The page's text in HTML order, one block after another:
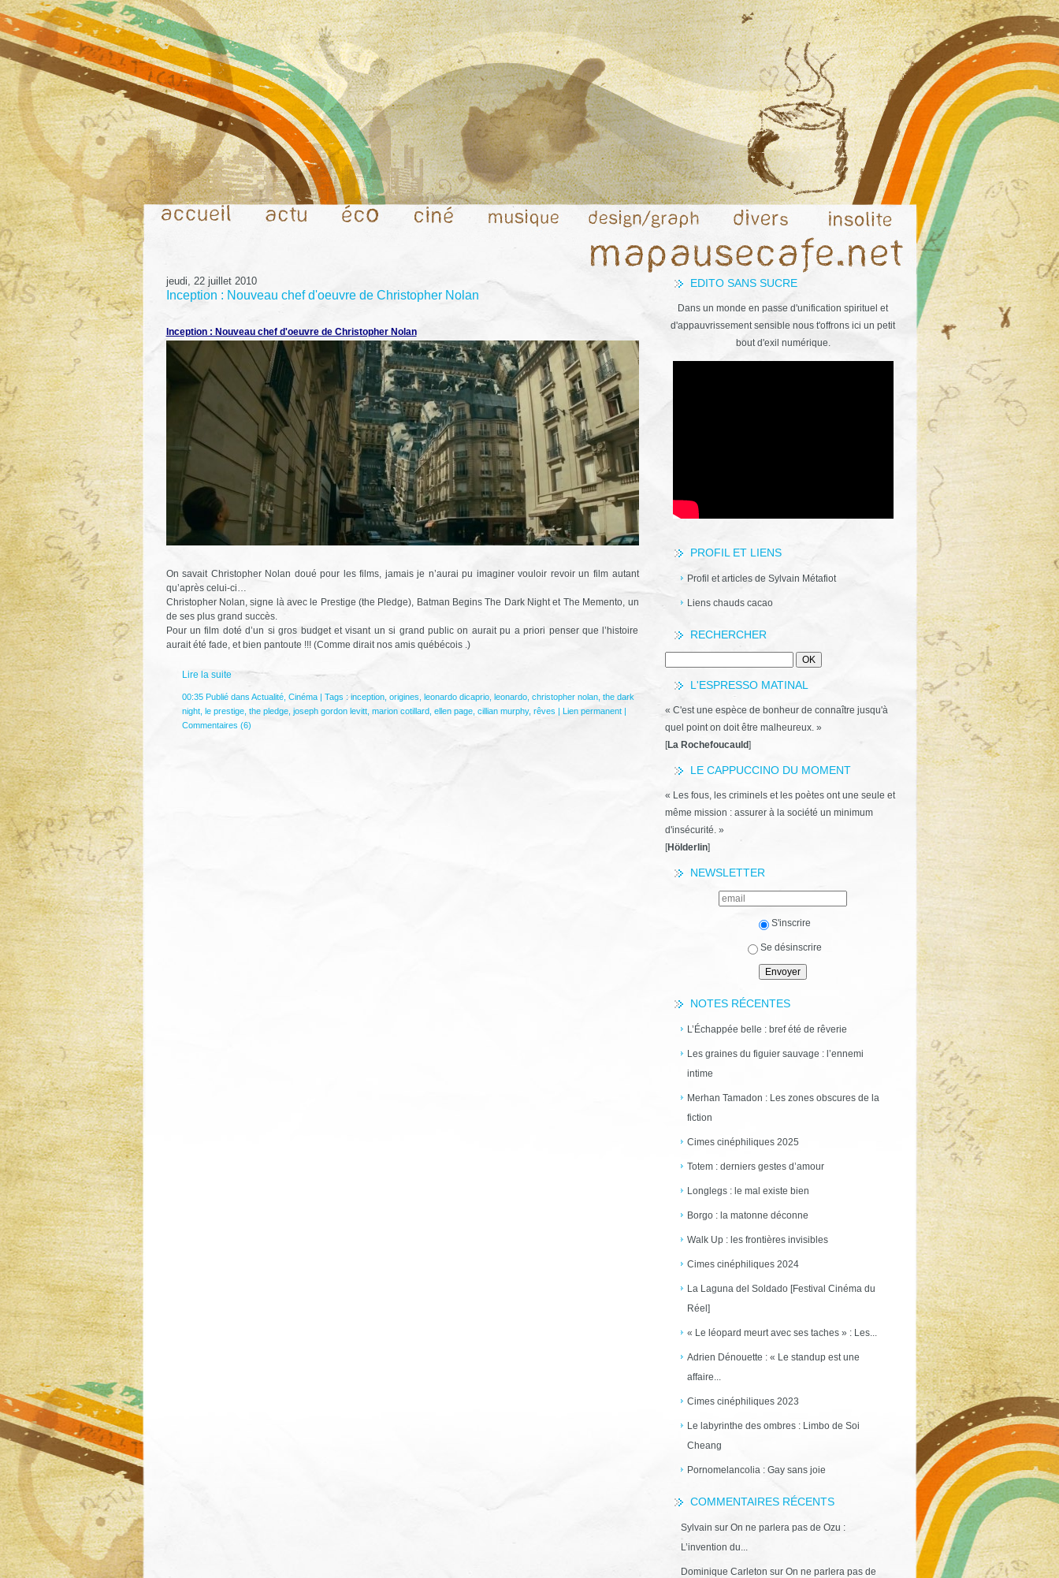
EDITO SANS SUCRE
Dans un monde en passe d'unification spirituel et
d'appauvrissement sensible nous t'offrons ici un petit
bout d'exil numérique.
PROFIL ET LIENS
Profil et articles de Sylvain Métafiot
Liens chauds cacao
RECHERCHER
L'ESPRESSO MATINAL
« C'est une espèce de bonheur de connaître jusqu'à
quel point on doit être malheureux. »
[La Rochefoucauld]
LE CAPPUCCINO DU MOMENT
« Les fous, les criminels et les poètes ont une seule et
même mission : assurer à la société un minimum
d'insécurité. »
[Hölderlin]
NEWSLETTER
S'inscrire
Se désinscrire
NOTES RÉCENTES
L’Échappée belle : bref été de rêverie
Les graines du figuier sauvage : l’ennemi
intime
Merhan Tamadon : Les zones obscures de la
fiction
Cimes cinéphiliques 2025
Totem : derniers gestes d’amour
Longlegs : le mal existe bien
Borgo : la matonne déconne
Walk Up : les frontières invisibles
Cimes cinéphiliques 2024
La Laguna del Soldado [Festival Cinéma du
Réel]
« Le léopard meurt avec ses taches » : Les...
Adrien Dénouette : « Le standup est une
affaire...
Cimes cinéphiliques 2023
Le labyrinthe des ombres : Limbo de Soi
Cheang
Pornomelancolia : Gay sans joie
COMMENTAIRES RÉCENTS
Sylvain sur On ne parlera pas de Ozu :
L’invention du...
Dominique Carleton sur On ne parlera pas de
jeudi, 22 juillet 2010
Inception : Nouveau chef d'oeuvre de Christopher Nolan
Inception : Nouveau chef d'oeuvre de Christopher Nolan
On savait Christopher Nolan doué pour les films, jamais je n’aurai pu imaginer vouloir revoir un film autant
qu’après celui-ci…
Christopher Nolan, signe là avec le Prestige (the Pledge), Batman Begins The Dark Night et The Memento, un
de ses plus grand succès.
Pour un film doté d’un si gros budget et visant un si grand public on aurait pu a priori penser que l’histoire
aurait été fade, et bien pantoute !!! (Comme dirait nos amis québécois .)
Lire la suite
00:35 Publié dans Actualité, Cinéma| Tags : inception, origines leonardo dicaprio, leonardo, christopher nolan, the dark
night, le prestige, the pledge, joseph gordon levitt, marion cotillard, ellen page, cillian murphy, rêves | Lien permanent|
Commentaires (6)